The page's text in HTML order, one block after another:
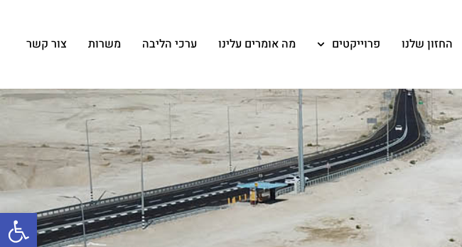
החזון שלנו פרוייקטים מה אומרים עלינו ערכי הליבה משרות צור קשר